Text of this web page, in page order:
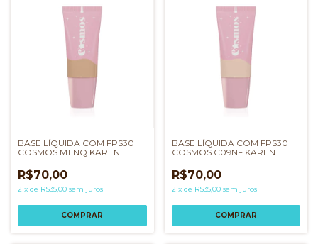
BASE LÍQUIDA COM FPS30
COSMOS M11NQ KAREN
R$70,00
2 x de R$35,00 sem juros
BASE LÍQUIDA COM FPS30
COSMOS C09NF KAREN
R$70,00
2 x de R$35,00 sem juros